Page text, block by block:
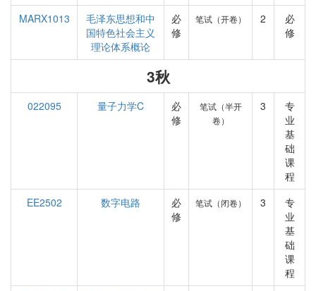
MARX1013
毛泽东思想和中
国特色社会主义
理论体系概论
必
修
笔试（开卷） 2
必
修
3秋
022095 量子力学C
必
修
笔试（半开
卷）
3
专
业
基
础
课
程
EE2502
数字电路
必
修
笔试（闭卷） 3
专
业
基
础
课
程